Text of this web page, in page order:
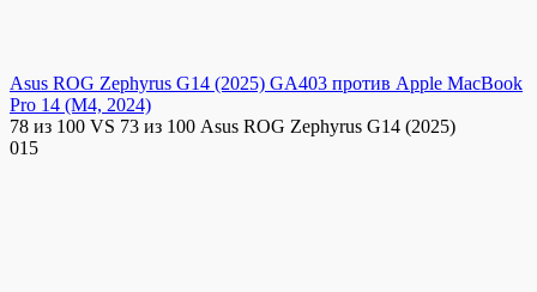
Asus ROG Zephyrus G14 (2025) GA403 против Apple MacBook
Pro 14 (M4, 2024)
78 из 100 VS 73 из 100 Asus ROG Zephyrus G14 (2025)
015